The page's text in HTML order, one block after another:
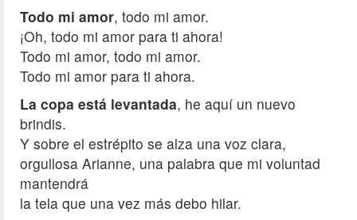
Todo mi amor, todo mi amor.
¡Oh, todo mi amor para ti ahora!
Todo mi amor, todo mi amor.
Todo mi amor para ti ahora.
La copa está levantada, he aquí un nuevo
brindis.
Y sobre el estrépito se alza una voz clara,
orgullosa Arianne, una palabra que mi voluntad
mantendrá
la tela que una vez más debo hilar.